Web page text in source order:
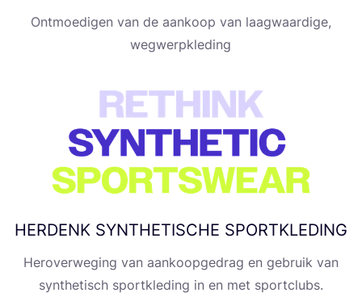
Ont­moe­di­gen van de aan­koop van laag­waar­di­ge,
wegwerpkleding
HERDENK SYNTHETISCHE SPORTKLEDING
Her­o­ver­we­ging van aan­koop­ge­drag en gebruik van
syn­the­tisch sport­kle­ding in en met sportclubs.